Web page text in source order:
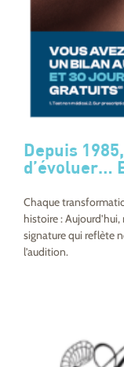
Depuis
d’évoluer…
Chaque
histoire :
signature qui reflète
l’audition.